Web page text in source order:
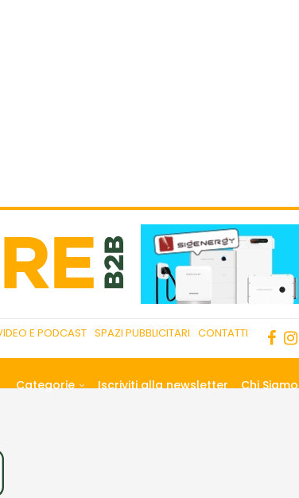
E PODCAST SPAZI PUBBLICITARI CONTATTI
Categorie Iscriviti alla newsletter Chi Siamo